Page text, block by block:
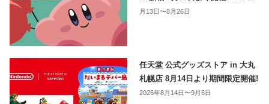
月13日〜8月26日
任天堂 公式グッズストア in 大丸
札幌店 8月14日より期間限定開催!
2026年8月14日〜9月6日